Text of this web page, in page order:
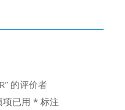
的评价者
项已用 * 标注